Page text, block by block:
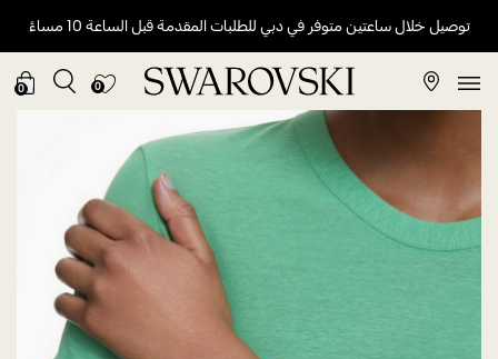
توصيل خلال ساعتين متوفر في دبي للطلبات المقدمة قبل الساعة 10 مساءً
0
0